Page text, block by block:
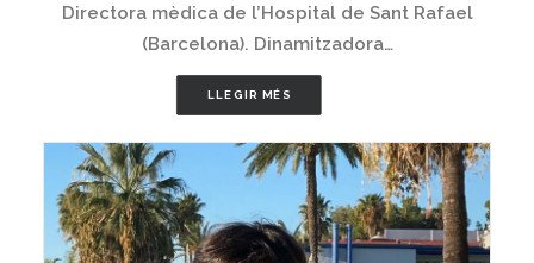
Directora mèdica de l’Hospital de Sant Rafael
(Barcelona). Dinamitzadora…
LLEGIR MÉS